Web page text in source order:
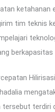
ketahanan
tim teknis
tersebut terdiri